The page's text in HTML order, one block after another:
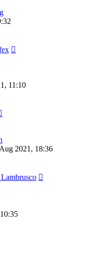
11:10
2021, 18:36